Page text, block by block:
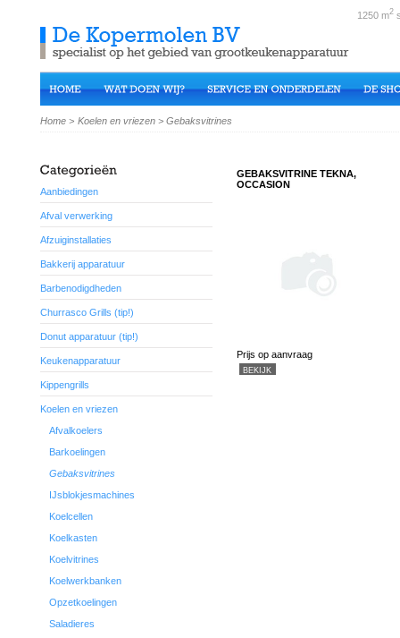
1250 m2
Home > Koelen en vriezen > Gebaksvitrines
GEBAKSVITRINE TEKNA,
OCCASION
Prijs op aanvraag
BEKIJK
Aanbiedingen
Afval verwerking
Afzuiginstallaties
Bakkerij apparatuur
Barbenodigdheden
Churrasco Grills (tip!)
Donut apparatuur (tip!)
Keukenapparatuur
Kippengrills
Koelen en vriezen
Afvalkoelers
Barkoelingen
Gebaksvitrines
IJsblokjesmachines
Koelcellen
Koelkasten
Koelvitrines
Koelwerkbanken
Opzetkoelingen
Saladieres